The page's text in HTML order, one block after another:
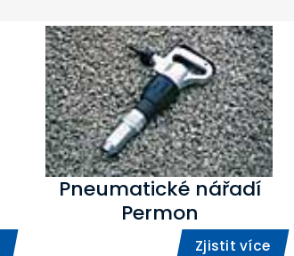
Pneumatické nářadí
Permon
Zjistit více